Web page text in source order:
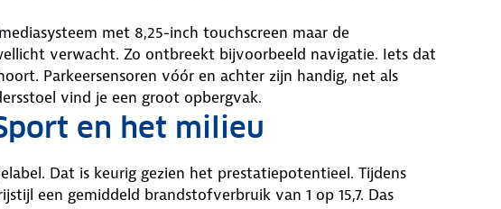
met 8,25-inch touchscreen maar de
verwacht. Zo ontbreekt bijvoorbeeld navigatie. Iets dat
Parkeersensoren vóór en achter zijn handig, net als
vind je een groot opbergvak.
en het milieu
Dat is keurig gezien het prestatiepotentieel. Tijdens
een gemiddeld brandstofverbruik van 1 op 15,7. Das